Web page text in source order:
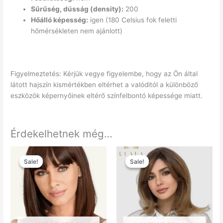
Sűrűség, dússág (density): 200
Hőálló képesség: igen (180 Celsius fok feletti
hőmérsékleten nem ajánlott)
Figyelmeztetés: Kérjük vegye figyelembe, hogy az Ön által
látott hajszín kismértékben eltérhet a valóditól a különböző
eszközök képernyőinek eltérő színfelbontó képessége miatt.
Érdekelhetnek még…
Sale!
Sale!
Original
price
was:
Ft139.900.
Current
price
is:
Ft49.900.
Sale!
Sale!
Original
price
was:
Ft129.900.
price
is:
Ft49.900.